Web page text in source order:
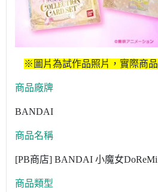
※圖片為試作品照片，實際商
商品廠牌
BANDAI
商品名稱
[PB商店] BANDAI 小魔女
商品類型